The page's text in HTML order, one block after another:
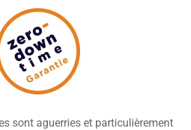
sont aguerries et particulièrement